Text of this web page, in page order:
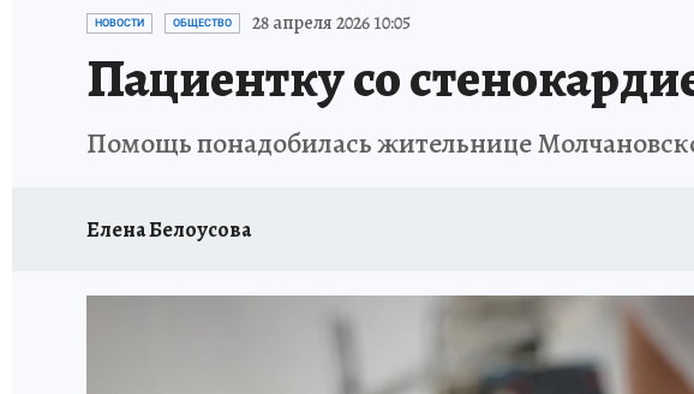
ПРОИСШЕСТВИЯ АФИША
НОВОСТИ ОБЩЕСТВО 28 апреля 2026 10:05
Пациентку со
Помощь понадобилась жительнице
Елена Белоусова